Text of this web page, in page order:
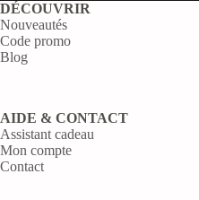
DÉCOUVRIR
Nouveautés
Code promo
Blog
AIDE & CONTACT
Assistant cadeau
Mon compte
Contact